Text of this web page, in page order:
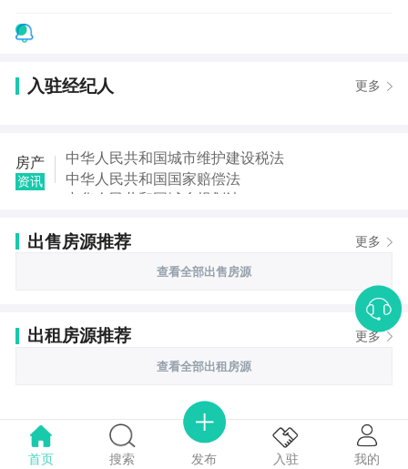
入驻经纪人 更多
房产
资讯
中华人民共和国城市维护建设税法
中华人民共和国国家赔偿法
中华人民共和国城乡规划法
中华人民共和国继承法
中华人民共和国城市房地产管理法
出售房源推荐 更多
查看全部出售房源
出租房源推荐 更多
查看全部出租房源
首页 搜索 发布 入驻 我的